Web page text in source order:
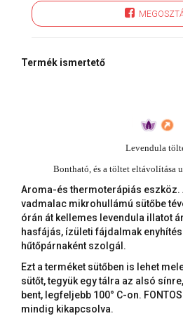
Termék ismertető
Levendula
Bontható, és a töltet eltávolítása
Aroma-és thermoterápiás eszköz.
vadmalac mikrohullámú sütőbe
órán át kellemes levendula illatot
hasfájás, ízületi fájdalmak
hűtőpárnaként szolgál.
Ezt a terméket sütőben is lehet
sütőt, tegyük egy tálra az alsó
bent, legfeljebb 100° C-on.
mindig kikapcsolva.